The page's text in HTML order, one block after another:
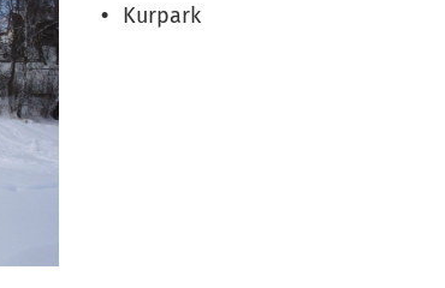
Kurpark